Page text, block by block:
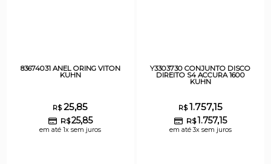
83674031 ANEL ORING VITON
KUHN
R$25,85
R$25,85
em até 1x sem juros
Y3303730 CONJUNTO DISCO
DIREITO S4 ACCURA 1600
KUHN
R$1.757,15
R$1.757,15
em até 3x sem juros